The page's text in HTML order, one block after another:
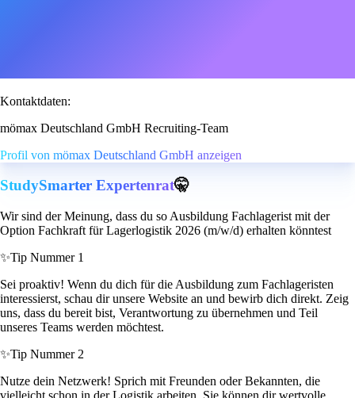
Kontaktdaten:
mömax Deutschland GmbH Recruiting-Team
Profil von mömax Deutschland GmbH anzeigen
StudySmarter Expertenrat🤫
Wir sind der Meinung, dass du so Ausbildung Fachlagerist mit der
Option Fachkraft für Lagerlogistik 2026 (m/w/d) erhalten könntest
✨Tip Nummer 1
Sei proaktiv! Wenn du dich für die Ausbildung zum Fachlageristen
interessierst, schau dir unsere Website an und bewirb dich direkt. Zeig
uns, dass du bereit bist, Verantwortung zu übernehmen und Teil
unseres Teams werden möchtest.
✨Tip Nummer 2
Nutze dein Netzwerk! Sprich mit Freunden oder Bekannten, die